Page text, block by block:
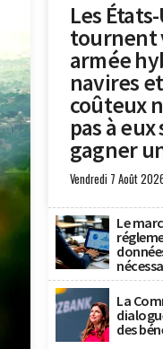
Les
tournent
armée
navires
coûteux
pas à
gagner
Vendredi 7 Août
Le
La
des